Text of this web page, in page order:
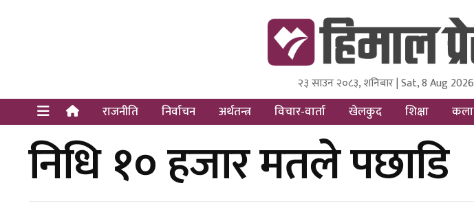
Himal Press
Dot NewsyNepal Media and Research Pvt Ltd.
२३ साउन २०८३, शनिबार | Sat, 8 Aug 2026
राजनीति निर्वाचन अर्थतन्त्र विचार-वार्ता खेलकुद शिक्षा कला
निधि १० हजार मतले पछाडि